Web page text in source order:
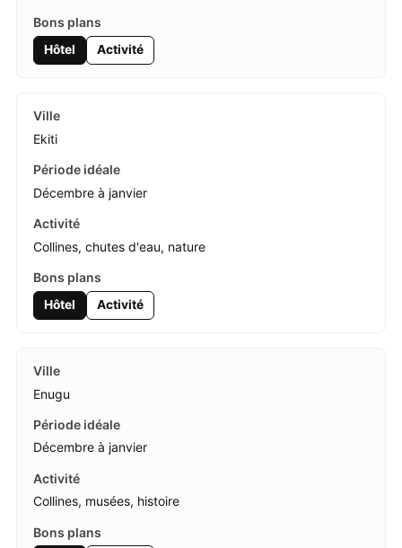
Hôtel Activité
Ekiti
Décembre à janvier
Collines, chutes d'eau, nature
Hôtel Activité
Enugu
Décembre à janvier
Collines, musées, histoire